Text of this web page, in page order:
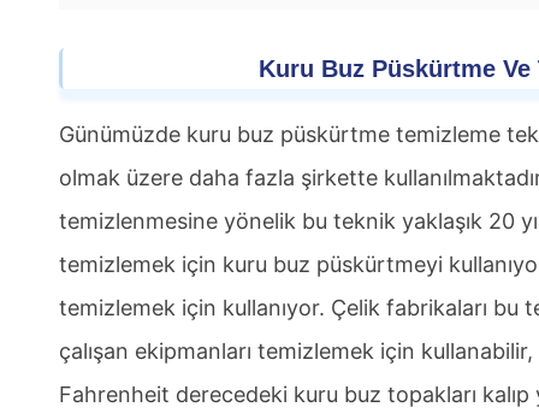
Kuru Buz Püskürtme
Günümüzde kuru buz püskürtme temizleme
olmak üzere daha fazla şirkette
temizlenmesine yönelik bu teknik yaklaşık 20
temizlemek için kuru buz püskürtmeyi
temizlemek için kullanıyor. Çelik fabrikaları bu
çalışan ekipmanları temizlemek için
Fahrenheit derecedeki kuru buz topakları